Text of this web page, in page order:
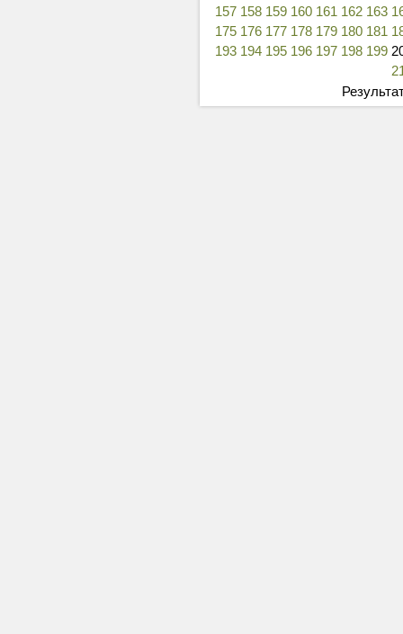
157 158 159 160 161 162 163
175 176 177 178 179 180 181
193 194 195 196 197 198 199